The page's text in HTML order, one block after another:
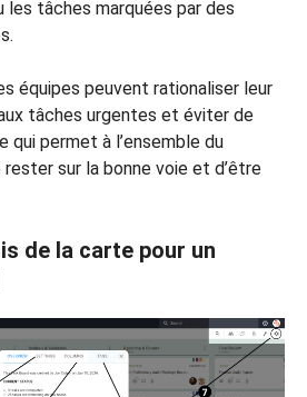
tâches marquées par des
équipes peuvent rationaliser leur
tâches urgentes et éviter de
qui permet à l’ensemble du
rester sur la bonne voie et d’être
de la carte pour un